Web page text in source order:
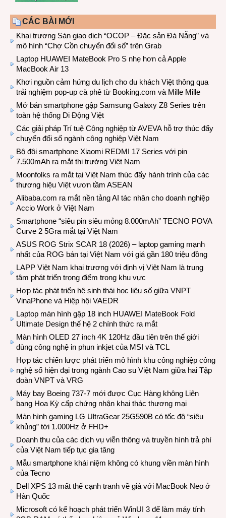
CÁC BÀI MỚI
Khai trương Sàn giao dịch “OCOP – Đặc sản Đà Nẵng” và
mô hình “Chợ Cồn chuyển đổi số” trên Grab
Laptop HUAWEI MateBook Pro S nhẹ hơn cả Apple
MacBook Air 13
Khơi nguồn cảm hứng du lịch cho du khách Việt thông qua
trải nghiệm pop-up cà phê từ Booking.com và Mille Mille
Mở bán smartphone gập Samsung Galaxy Z8 Series trên
toàn hệ thống Di Động Việt
Các giải pháp Trí tuệ Công nghiệp từ AVEVA hỗ trợ thúc đẩy
chuyển đổi số ngành công nghiệp Việt Nam
Bộ đôi smartphone Xiaomi REDMI 17 Series với pin
7.500mAh ra mắt thị trường Việt Nam
Moonfolks ra mắt tại Việt Nam thúc đẩy hành trình của các
thương hiệu Việt vươn tầm ASEAN
Alibaba.com ra mắt nền tảng AI tác nhân cho doanh nghiệp
Accio Work ở Việt Nam
Smartphone “siêu pin siêu mỏng 8.000mAh” TECNO POVA
Curve 2 5Gra mắt tại Việt Nam
ASUS ROG Strix SCAR 18 (2026) – laptop gaming mạnh
nhất của ROG bán tại Việt Nam với giá gần 180 triệu đồng
LAPP Việt Nam khai trương với định vị Việt Nam là trung
tâm phát triển trọng điểm trong khu vực
Hợp tác phát triển hệ sinh thái học liệu số giữa VNPT
VinaPhone và Hiệp hội VAEDR
Laptop màn hình gập 18 inch HUAWEI MateBook Fold
Ultimate Design thế hệ 2 chính thức ra mắt
Màn hình OLED 27 inch 4K 120Hz đầu tiên trên thế giới
dùng công nghệ in phun inkjet của MSI và TCL
Hợp tác chiến lược phát triển mô hình khu công nghiệp công
nghệ số hiện đại trong ngành Cao su Việt Nam giữa hai Tập
đoàn VNPT và VRG
Máy bay Boeing 737-7 mới được Cục Hàng không Liên
bang Hoa Kỳ cấp chứng nhận khai thác thương mại
Màn hình gaming LG UltraGear 25G590B có tốc độ “siêu
khủng” tới 1.000Hz ở FHD+
Doanh thu của các dịch vụ viễn thông và truyền hình trả phí
của Việt Nam tiếp tục gia tăng
Mẫu smartphone khái niệm không có khung viền màn hình
của Tecno
Dell XPS 13 mất thế cạnh tranh về giá với MacBook Neo ở
Hàn Quốc
Microsoft có kế hoạch phát triển WinUI 3 để làm máy tính